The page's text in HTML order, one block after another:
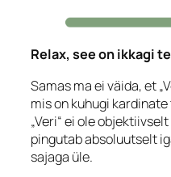
Relax, see on ikkagi
Samas ma ei väida, et
mis on kuhugi
„Veri“ ei ole
pingutab absoluutselt
sajaga üle.